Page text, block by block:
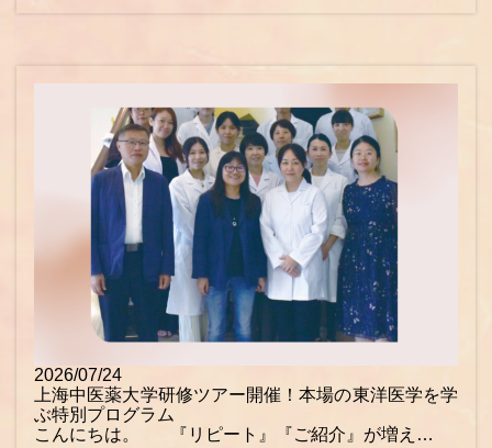
2026/07/24
上海中医薬大学研修ツアー開催！本場の東洋医学を学
ぶ特別プログラム
こんにちは。 『リピート』『ご紹介』が増え…